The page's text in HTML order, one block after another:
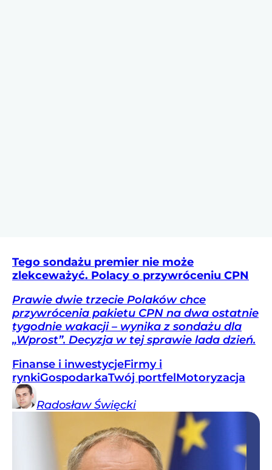
Tego sondażu premier nie może
zlekceważyć. Polacy o przywróceniu CPN
Prawie dwie trzecie Polaków chce
przywrócenia pakietu CPN na dwa ostatnie
tygodnie wakacji – wynika z sondażu dla
„Wprost”. Decyzja w tej sprawie lada dzień.
Finanse i inwestycjeFirmy i
rynkiGospodarkaTwój portfelMotoryzacja
Radosław Święcki